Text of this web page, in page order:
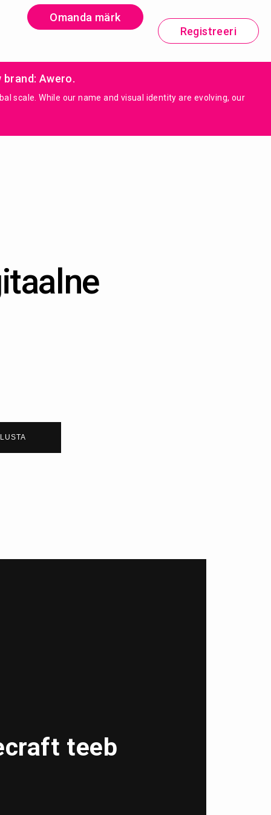
Omanda märk
Registreeri
Awero.
scale. While our name and visual identity are evolving, our
teeb